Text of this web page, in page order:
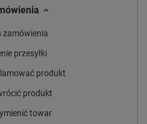
zamówienia
przesyłki
produkt
produkt
towar